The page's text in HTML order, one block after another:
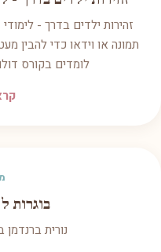
זהירות ילדים בדרך -
תמונה או וידאו כדי להבין
לומדים בקורס
בוגרות
נורית